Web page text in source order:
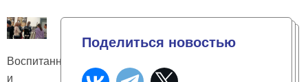
Воспитанники
и
Поделиться новостью